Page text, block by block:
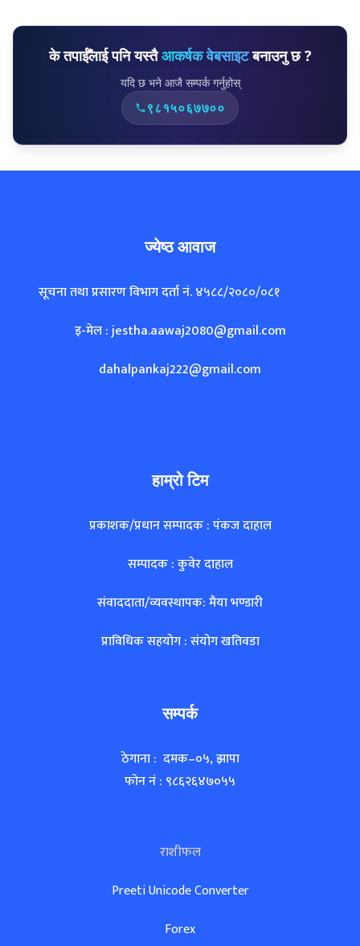
ज्येष्ठ आवाज
सूचना तथा प्रसारण विभाग दर्ता नं. ४५८८/२०८०/०८१
इ-मेल : jestha.aawaj2080@gmail.com
dahalpankaj222@gmail.com
हाम्रो टिम
प्रकाशक/प्रधान सम्पादक : पंकज दाहाल
सम्पादक : कुवेर दाहाल
संवाददाता/व्यवस्थापक: मैया भण्डारी
प्राविधिक सहयोग : संयोग खतिवडा
सम्पर्क
ठेगाना : दमक–०५, झापा
फोन नं : ९८६२६४७०५५
राशीफल
Preeti Unicode Converter
Forex